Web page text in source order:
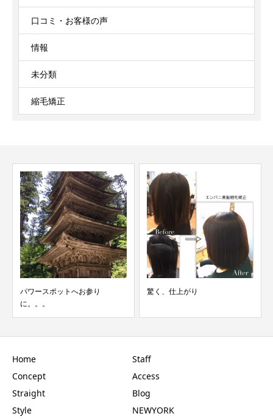
口コミ・お客様の声
情報
未分類
縮毛矯正
スポットへお参り
驚く、仕上がり
Home
Concept
Straight
Style
Staff
Access
Blog
NEWYORK